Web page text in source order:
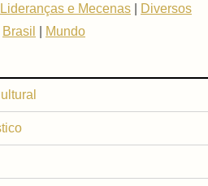
Lideranças e Mecenas
Diversos
Brasil Mundo